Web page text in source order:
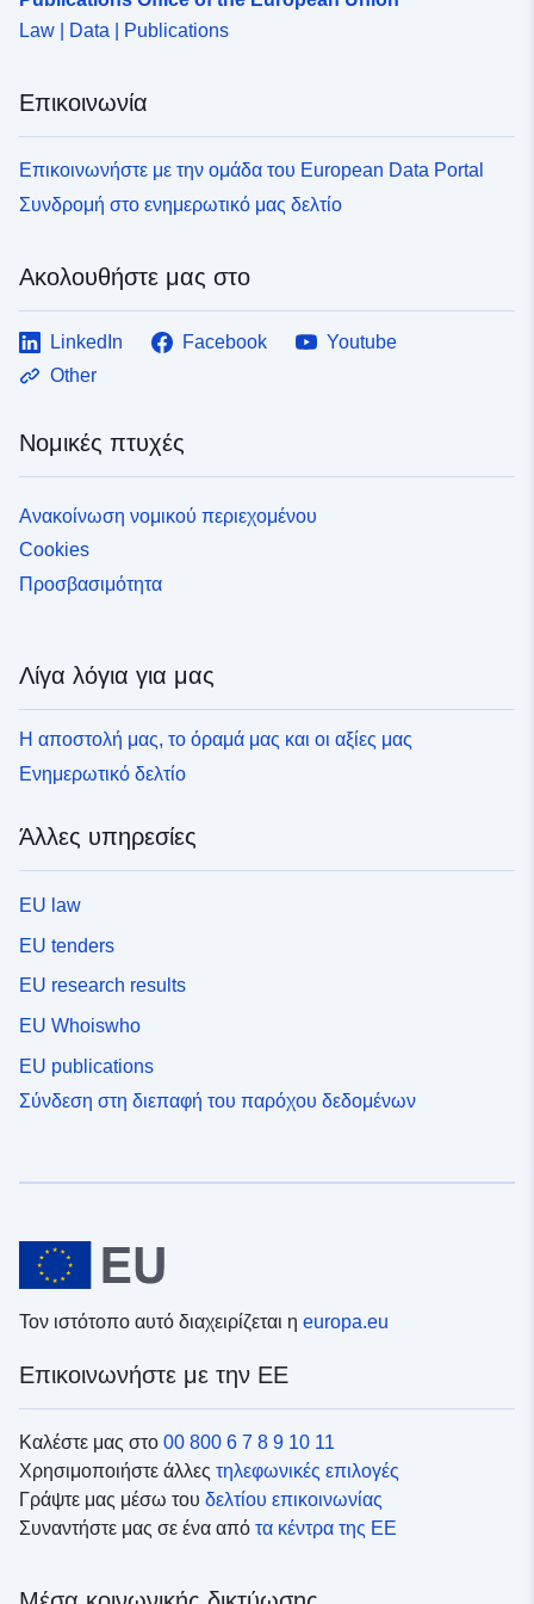
Law | Data | Publications
Επικοινωνία
Επικοινωνήστε με την ομάδα του European Data Portal
Συνδρομή στο ενημερωτικό μας δελτίο
Ακολουθήστε μας στο
LinkedIn Facebook
Youtube
Other
Νομικές πτυχές
Ανακοίνωση νομικού περιεχομένου
Cookies
Προσβασιμότητα
Λίγα λόγια για μας
Η αποστολή μας, το όραμά μας και οι αξίες μας
Ενημερωτικό δελτίο
Άλλες υπηρεσίες
EU law
EU tenders
EU research results
EU Whoiswho
EU publications
Σύνδεση στη διεπαφή του παρόχου δεδομένων
Τον ιστότοπο αυτό διαχειρίζεται η europa.eu
Επικοινωνήστε με την ΕΕ
Καλέστε μας στο 00 800 6 7 8 9 10 11
Χρησιμοποιήστε άλλες τηλεφωνικές επιλογές
Γράψτε μας μέσω του δελτίου επικοινωνίας
Συναντήστε μας σε ένα από τα κέντρα της ΕΕ